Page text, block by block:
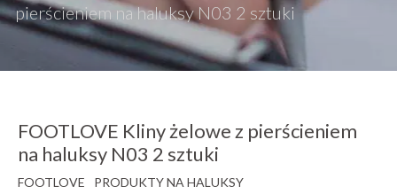
pierścieniem na haluksy N03 2 sztuki
FOOTLOVE Kliny żelowe z pierścieniem
na haluksy N03 2 sztuki
FOOTLOVE PRODUKTY NA HALUKSY